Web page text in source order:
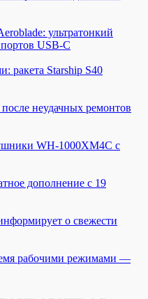
ультратонкий
USB-C
ракета Starship S40
неудачных ремонтов
WH-1000XM4C с
дополнение с 19
о свежести
рабочими режимами —